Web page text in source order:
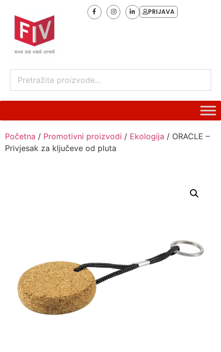
PRIJAVA
Početna / Promotivni proizvodi / Ekologija / ORACLE –
Privjesak za ključeve od pluta